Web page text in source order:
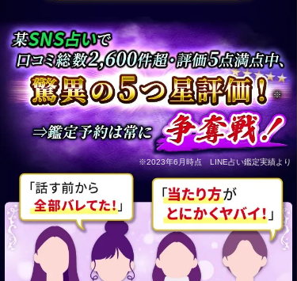
※
※2023年6月時点 LINE占い鑑定実績より